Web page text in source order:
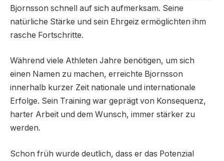
Bjornsson schnell auf sich aufmerksam. Seine
natürliche Stärke und sein Ehrgeiz ermöglichten ihm
rasche Fortschritte.
Während viele Athleten Jahre benötigen, um sich
einen Namen zu machen, erreichte Bjornsson
innerhalb kurzer Zeit nationale und internationale
Erfolge. Sein Training war geprägt von Konsequenz,
harter Arbeit und dem Wunsch, immer stärker zu
werden.
Schon früh wurde deutlich, dass er das Potenzial